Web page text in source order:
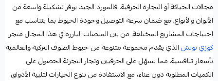
مجالات الحياكة أو التجارة الحرفية. فالمورد الجيد يوفر تشكيلة واسعة من
الألوان والأنواع، مع ضمان سرعة التوصيل وجودة الخيوط بما يتناسب مع
احتياجات المشاريع المختلفة. من بين المنصات البارزة في هذا المجال متجر
كوزي توتشالذي يقدم مجموعة متنوعة من خيوط الصوف التركية والعالمية
بأسعار تنافسية، مما يسهّل على الحرفيين وتجار التجزئة الحصول على
الكميات المطلوبة دون عناء، مع الاستفادة من تنوع الخيارات لتلبية الأذواق